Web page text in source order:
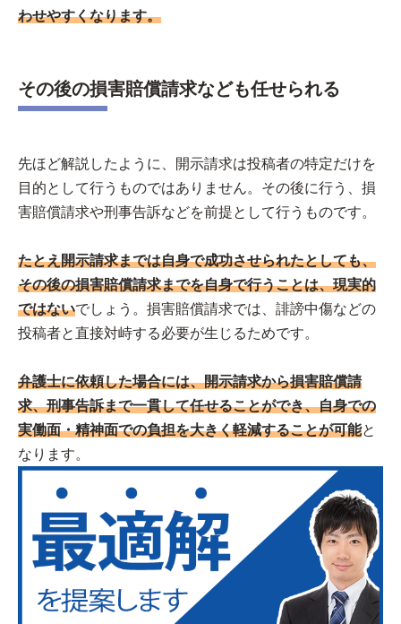
わせやすくなります。
その後の損害賠償請求なども任せられる
先ほど解説したように、開示請求は投稿者の特定だけを
目的として行うものではありません。その後に行う、損
害賠償請求や刑事告訴などを前提として行うものです。
たとえ開示請求までは自身で成功させられたとしても、
その後の損害賠償請求までを自身で行うことは、現実的
ではないでしょう。損害賠償請求では、誹謗中傷などの
投稿者と直接対峙する必要が生じるためです。
弁護士に依頼した場合には、開示請求から損害賠償請
求、刑事告訴まで一貫して任せることができ、自身での
実働面・精神面での負担を大きく軽減することが可能と
なります。